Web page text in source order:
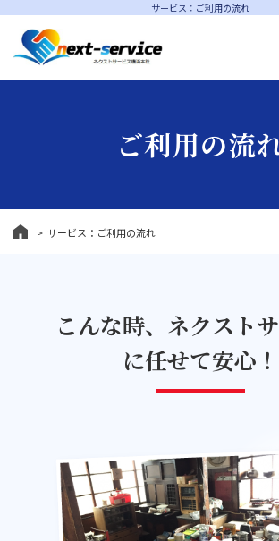
サービス：ご利用の流れ
ご利用の流
サービス：ご利用の流れ
こんな時、ネクスト
に任せて安心！